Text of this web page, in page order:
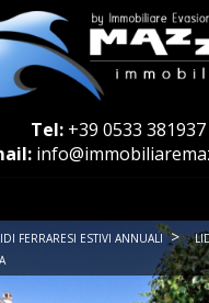
Tel: +39 0533 381937
FERRARESI ESTIVI ANNUALI >